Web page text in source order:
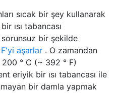
sıcak bir şey kullanarak
ısı tabancası
bir şekilde
F'yi aşarlar . O zamandan
200 ° C (~ 392 ° F)
eriyik bir ısı tabancası ile
bir damla yapmak